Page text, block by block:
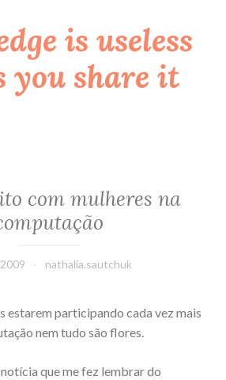
is useless
you share it
com mulheres na
nathalia.sautchuk
estarem participando cada vez mais
nem tudo são flores.
que me fez lembrar do